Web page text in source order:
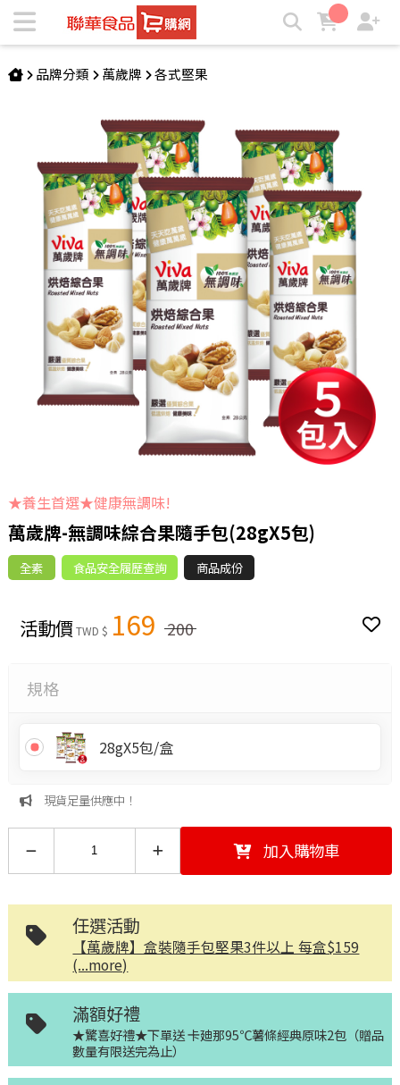
萬歲牌-無調味綜合果隨手包(28gX5包) | ★聯華食品e購網★
品牌分類 萬歲牌 各式堅果
★養生首選★健康無調味!
萬歲牌-無調味綜合果隨手包(28gX5包)
全素 食品安全履歷查詢 商品成份
活動價TWD $ 169 200
規格
28gX5包/盒
現貨足量供應中！
加入購物車
任選活動
【萬歲牌】盒裝隨手包堅果3件以上 每盒$159
(...more)
滿額好禮
★驚喜好禮★下單送 卡廸那95℃薯條經典原味2包（贈品
數量有限送完為止）